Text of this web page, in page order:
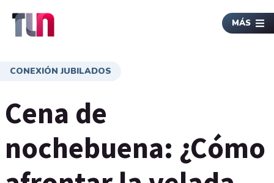
MÁS
CONEXIÓN JUBILADOS
Cena de
nochebuena: ¿Cómo